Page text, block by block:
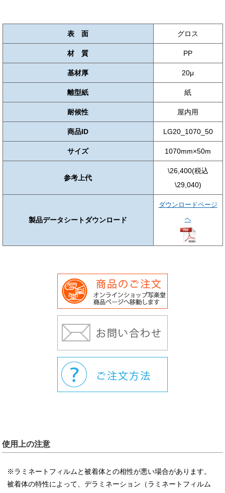
表 面 グロス
材 質 PP
基材厚 20μ
離型紙 紙
耐候性 屋内用
商品ID LG20_1070_50
サイズ 1070mm×50m
参考上代
\26,400(税込
\29,040)
製品データシートダウンロード
ダウンロードページ
ヘ
使用上の注意
※ラミネートフィルムと被着体との相性が悪い場合があります。
被着体の特性によって、デラミネーション（ラミネートフィルム